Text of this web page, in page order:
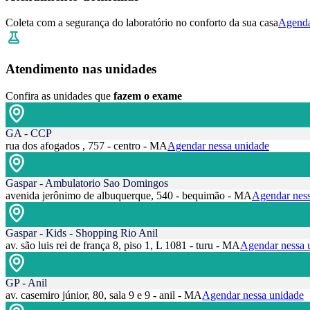
Coleta com a segurança do laboratório no conforto da sua casa
Atendimento nas unidades
Confira as unidades que fazem o exame
GA - CCP
rua dos afogados , 757 - centro - MAAgendar nessa unidade
Gaspar - Ambulatorio Sao Domingos
avenida jerônimo de albuquerque, 540 - bequimão - MAAgendar
Gaspar - Kids - Shopping Rio Anil
av. são luis rei de frança 8, piso 1, L 1081 - turu - MAAgendar nessa
GP - Anil
av. casemiro júnior, 80, sala 9 e 9 - anil - MAAgendar nessa unidade